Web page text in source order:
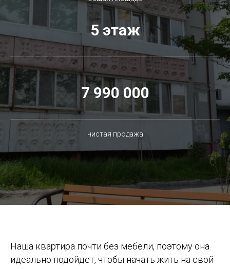
5 этаж
7 990 000
чистая продажа
Наша квартира почти без мебели, поэтому она
идеально подойдет, чтобы начать жить на свой